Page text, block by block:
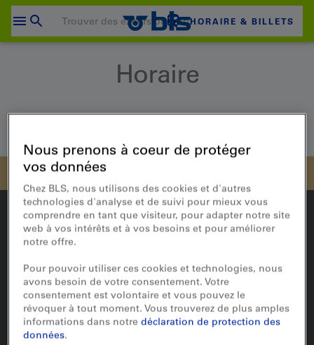
Passer
HORAIRE & BILLETS
PANIER D'ACHAT
Login
Horaire
En route
Horaire en ligne
Situation du trafic
Train
Nous prenons à coeur de protéger
vos données
Chez BLS, nous utilisons des cookies et d'autres
technologies d'analyse et de suivi pour mieux vous
comprendre en tant que visiteur, pour adapter notre site
web à vos intérêts et à vos besoins et pour améliorer
notre offre.
Pour pouvoir utiliser ces cookies et technologies, nous
avons besoin de votre consentement. Votre
consentement est volontaire et vous pouvez le
révoquer à tout moment. Vous trouverez de plus amples
informations dans notredéclaration de protection des
données.